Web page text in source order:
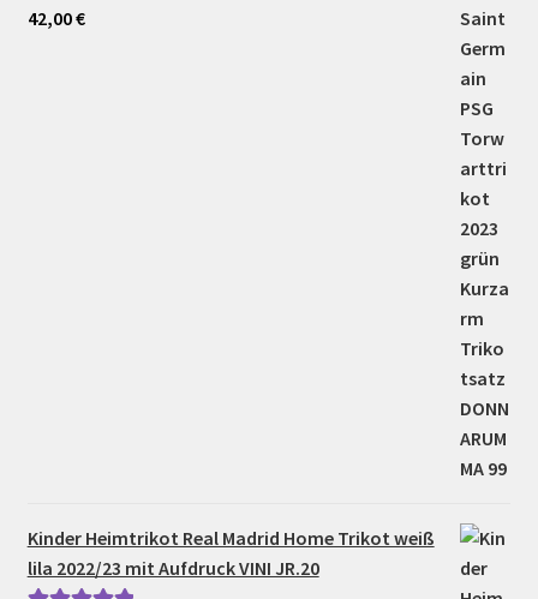
Bewertet mit
42,00€
Kinder Heimtrikot Real Madrid Home Trikot weiß
lila 2022/23 mit Aufdruck VINI JR.20